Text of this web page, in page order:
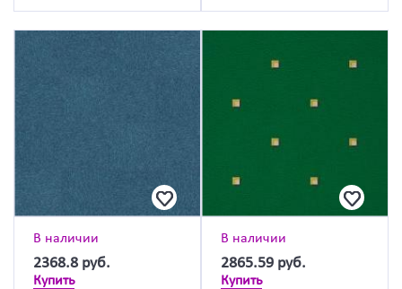
В наличии
2368.8 руб.
Купить
В наличии
2865.59 руб.
Купить